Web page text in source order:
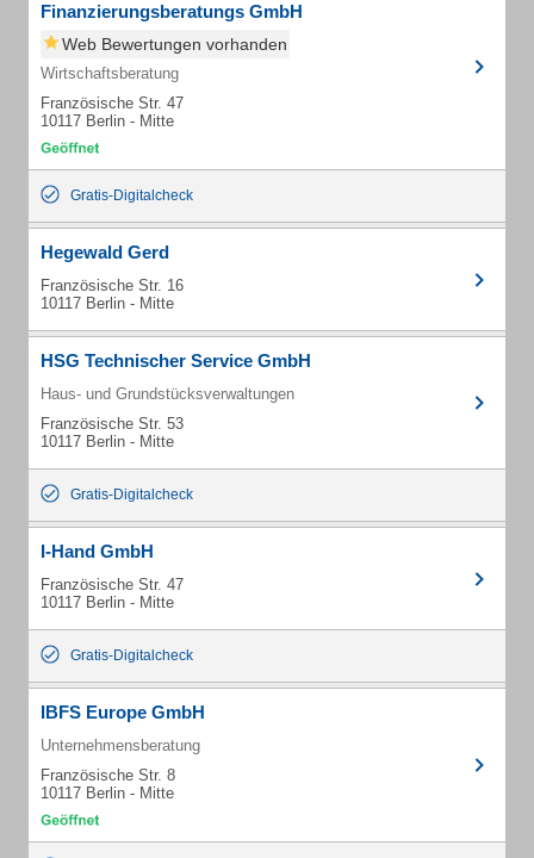
Finanzierungsberatungs GmbH
Web Bewertungen vorhanden
Wirtschaftsberatung
Französische Str. 47
10117 Berlin - Mitte
Gratis-Digitalcheck
Hegewald Gerd
Französische Str. 16
10117 Berlin - Mitte
HSG Technischer Service GmbH
Haus- und Grundstücksverwaltungen
Französische Str. 53
10117 Berlin - Mitte
Gratis-Digitalcheck
I-Hand GmbH
Französische Str. 47
10117 Berlin - Mitte
Gratis-Digitalcheck
IBFS Europe GmbH
Unternehmensberatung
Französische Str. 8
10117 Berlin - Mitte